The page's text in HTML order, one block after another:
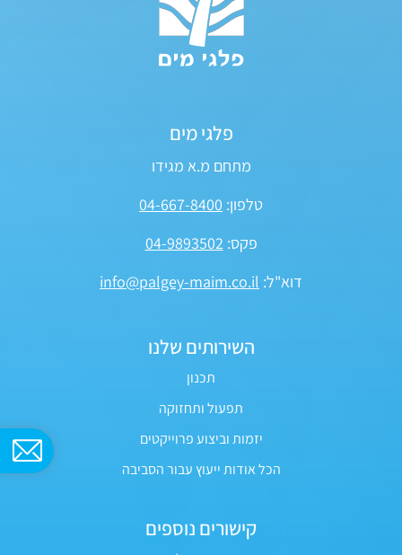
פלגי מים
מתחם מ.א מגידו
טלפון: 04-667-8400
פקס: 04-9893502
דוא"ל: info@palgey-maim.co.il
השירותים שלנו
תכנון
תפעול ותחזוקה
יזמות וביצוע פרוייקטים
הכל אודות ייעוץ עבור הסביבה
קישורים נוספים